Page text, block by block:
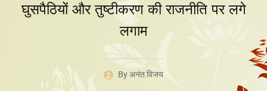
घुसपैठियों और तुष्टीकरण की राजनीति पर लगे
लगाम
Byअनंत विजय